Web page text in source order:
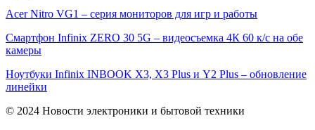
Acer Nitro VG1 – серия мониторов для игр и работы
Смартфон Infinix ZERO 30 5G – видеосъемка 4К 60 к/с на обе
камеры
Ноутбуки Infinix INBOOK X3, X3 Plus и Y2 Plus – обновление
линейки
© 2024 Новости электроники и бытовой техники